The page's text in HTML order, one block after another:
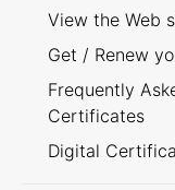
View the Web
Get / Renew
Frequently
Certificates
Digital